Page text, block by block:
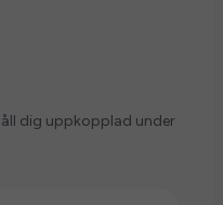
dig uppkopplad under